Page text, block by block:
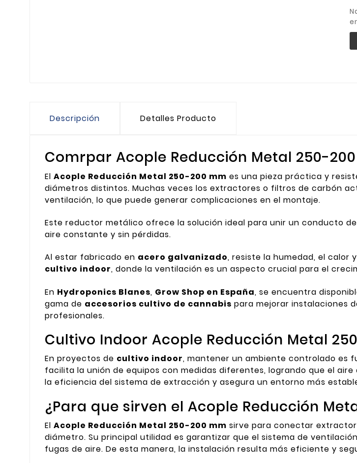
Descripción Detalles Producto
Comrpar Acople Reducción Metal 250-
El Acople Reducción Metal 250-200 mm es una pieza práctica y
diámetros distintos. Muchas veces los extractores o filtros de carbón
ventilación, lo que puede generar complicaciones en el montaje.
Este reductor metálico ofrece la solución ideal para unir un conducto
aire constante y sin pérdidas.
Al estar fabricado en acero galvanizado, resiste la humedad, el calor
cultivo indoor, donde la ventilación es un aspecto crucial para el
En Hydroponics Blanes, Grow Shop en España, se encuentra
gama de accesorios cultivo de cannabis para mejorar instalaciones
profesionales.
Cultivo Indoor Acople Reducción Metal
En proyectos de cultivo indoor, mantener un ambiente controlado es
facilita la unión de equipos con medidas diferentes, logrando que el
la eficiencia del sistema de extracción y asegura un entorno más
¿Para que sirven el Acople Reducción
El Acople Reducción Metal 250-200 mm sirve para conectar
diámetro. Su principal utilidad es garantizar que el sistema de
fugas de aire. De esta manera, la instalación resulta más eficiente y